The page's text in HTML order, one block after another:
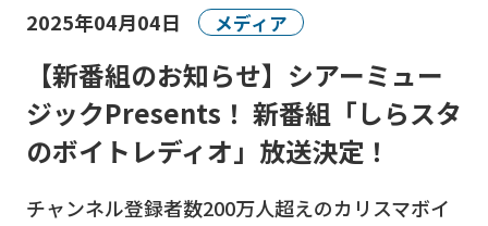
2025年04月04日 メディア
【新番組のお知らせ】シアーミュー
ジックPresents！ 新番組「しらスタ
のボイトレディオ」放送決定！
チャンネル登録者数200万人超えのカリスマボイ